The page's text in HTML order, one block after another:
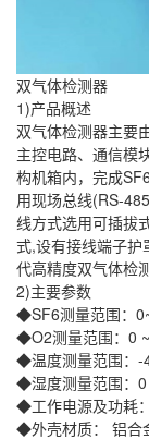
双气体检测器
1)产品概述
双气体检测器主要
主控电路、通信模
构机箱内，完成
用现场总线(RS-
线方式选用可插拔
式,设有接线端子护
代高精度双气体检
2)主要参数
◆SF6测量范围：
◆O2测量范围：0 ~
◆温度测量范围：
◆湿度测量范围：0
◆工作电源及功耗
◆外壳材质： 铝合